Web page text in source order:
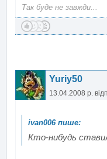
Так буде не завжди...
Yuriy50
13.04.2008 р.
Кто-нибудь